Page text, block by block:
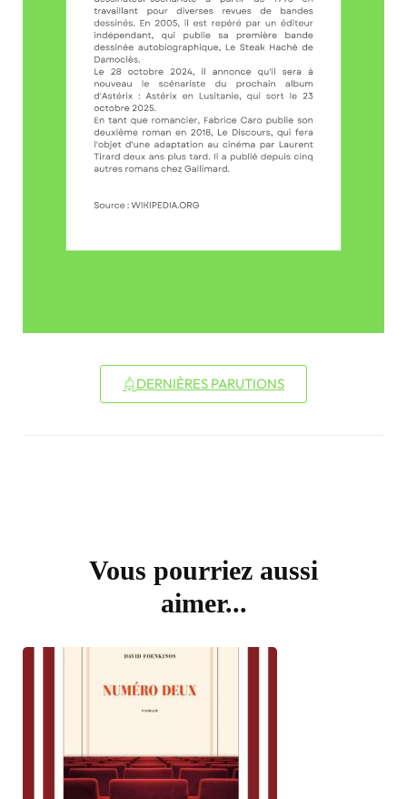
DERNIÈRES PARUTIONS
Vous pourriez aussi
aimer...